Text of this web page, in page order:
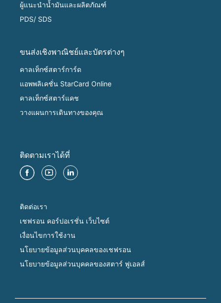
ผู้แนะนำน้ำมันและผลิตภัณฑ์
PDS/ SDS
ขนส่งเชิงพาณิชย์และบัตรต่างๆ
คาลเท็กซ์สตาร์การ์ด
แอพพลิเคชั่น StarCard Online
คาลเท็กซ์สตาร์แคช
วางแผนการเดินทางของคุณ
ติดตามเราได้ที่
ติดต่อเรา
เชฟรอน คอร์ปอเรชั่น เว็บไซต์
เงื่อนไขการใช้งาน
นโยบายข้อมูลส่วนบุคคลของเชฟรอน
นโยบายข้อมูลส่วนบุคคลของสตาร์ ฟูเอลส์